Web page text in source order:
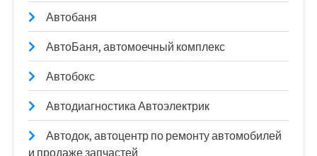
Автобаня
АвтоБаня, автомоечный комплекс
Автобокс
Автодиагностика Автоэлектрик
Автодок, автоцентр по ремонту автомобилей